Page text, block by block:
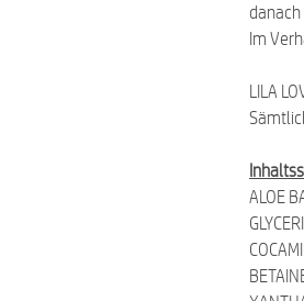
Im
LILA
ALOE